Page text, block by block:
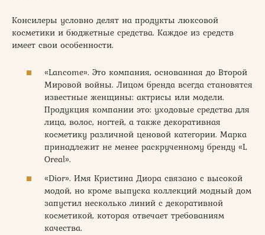
Консилеры условно делят на продукты люксовой
косметики и бюджетные средства. Каждое из средств
имеет свои особенности.
«Lancome». Это компания, основанная до Второй
Мировой войны. Лицом бренда всегда становятся
известные женщины: актрисы или модели.
Продукция компании это: уходовые средства для
лица, волос, ногтей, а также декоративная
косметику различной ценовой категории. Марка
принадлежит не менее раскрученному бренду «L
Oreal».
«Dior». Имя Кристина Диора связано с высокой
модой, но кроме выпуска коллекций модный дом
запустил несколько линий с декоративной
косметикой, которая отвечает требованиям
качества.